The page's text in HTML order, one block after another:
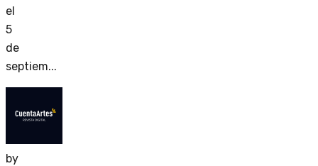
el
5
de
septiem...
by